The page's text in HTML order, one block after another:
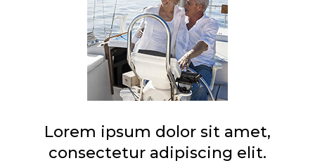
Lorem ipsum dolor sit amet,
consectetur adipiscing elit.